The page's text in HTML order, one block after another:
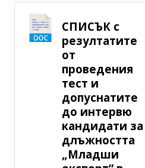
СПИСЪК с
резултатите
от
проведения
тест и
допуснатите
до интервю
кандидати за
длъжността
„Младши